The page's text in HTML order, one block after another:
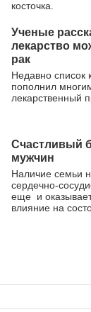
косточка.
Ученые
лекарство
рак
Недавно список
пополнил
лекарственный
Счастливый
мужчин
Наличие семьи
сердечно-
еще и
влияние на